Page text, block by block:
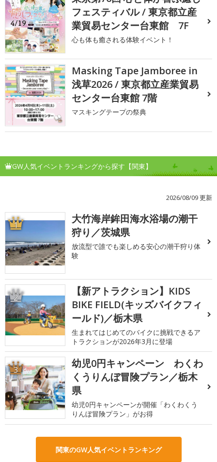
フェスティバル / 東京都立産
業貿易センター台東館 7F
心も体も癒される体験イベント！
Masking Tape Jamboree in
浅草2026 / 東京都立産業貿易
センター台東館 7階
マスキングテープの祭典
GW人気イベントランキングから探す【関東】
2026/08/09 更新
1
大竹海岸鉾田海水浴場の潮干
狩り／茨城県
放流型で誰でも楽しめる安心の潮干狩り体
験
2
【新アトラクション】KIDS
BIKE FIELD(キッズバイクフィ
ールド)／栃木県
生まれてはじめてのバイクに挑戦できるア
トラクションが2026年3月に登場
3
幼児0円キャンペーン わくわ
くうりんぼ冒険プラン／栃木
県
幼児0円キャンペーンが開催「わくわくう
りんぼ冒険プラン」がお得
関東のGW人気イベントランキング